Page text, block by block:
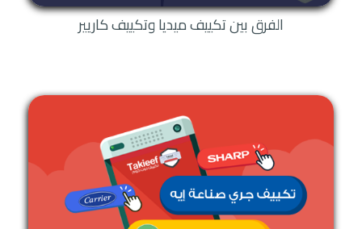
الفرق بين تكييف ميديا وتكييف كاريير